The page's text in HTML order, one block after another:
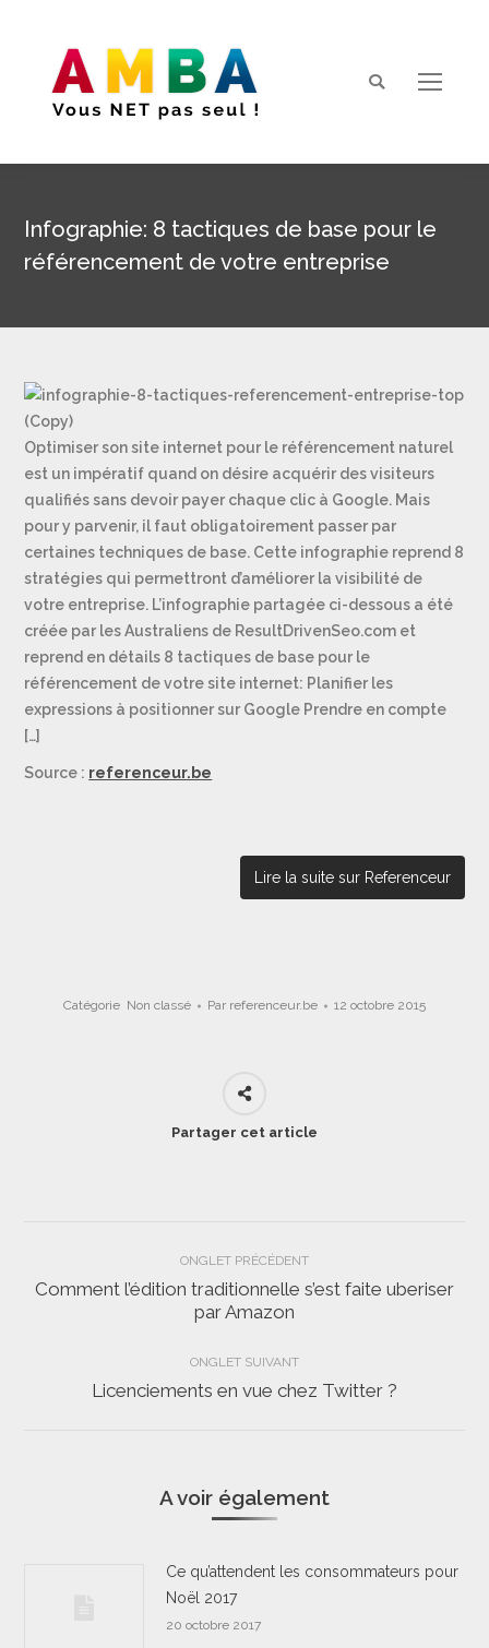
Search:
Infographie: 8 tactiques de base pour le
référencement de votre entreprise
Optimiser son site internet pour le référencement naturel
est un impératif quand on désire acquérir des visiteurs
qualifiés sans devoir payer chaque clic à Google. Mais
pour y parvenir, il faut obligatoirement passer par
certaines techniques de base. Cette infographie reprend 8
stratégies qui permettront d’améliorer la visibilité de
votre entreprise. L’infographie partagée ci-dessous a été
créée par les Australiens de ResultDrivenSeo.com et
reprend en détails 8 tactiques de base pour le
référencement de votre site internet: Planifier les
expressions à positionner sur Google Prendre en compte
[…]
Source : referenceur.be
Lire la suite sur Referenceur
Catégorie Non classé Par referenceur.be 12 octobre 2015
Partager cet article
Navigation
de
commentaire
ONGLET PRÉCÉDENT
Onglet
Comment l’édition traditionnelle s’est faite uberiser
par Amazon
ONGLET SUIVANT
Onglet
Licenciements en vue chez Twitter ?
A voir également
Ce qu’attendent les consommateurs pour
Noël 2017
20 octobre 2017